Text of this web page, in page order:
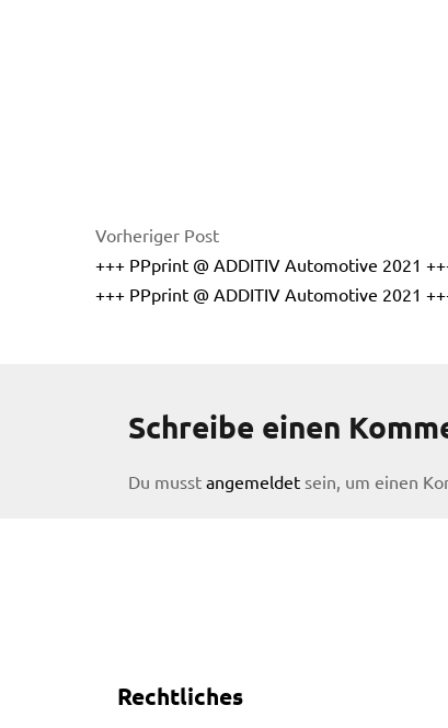
Vorheriger Post
+++ PPprint @ ADDITIV Automotive 2021
+++ PPprint @ ADDITIV Automotive 2021
Schreibe einen
Du musst angemeldet sein, um einen
Rechtliches